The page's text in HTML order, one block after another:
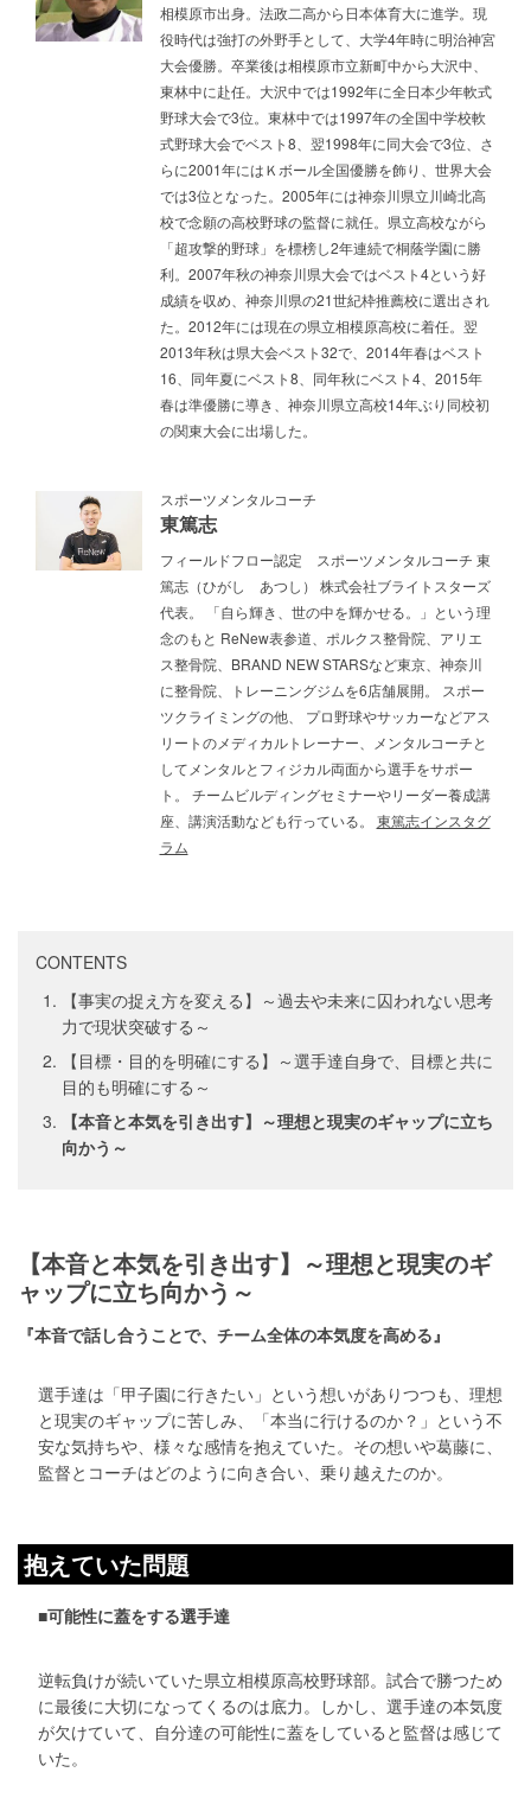
相模原市出身。法政二高から日本体育大に進学。現
役時代は強打の外野手として、大学4年時に明治神宮
大会優勝。卒業後は相模原市立新町中から大沢中、
東林中に赴任。大沢中では1992年に全日本少年軟式
野球大会で3位。東林中では1997年の全国中学校軟
式野球大会でベスト8、翌1998年に同大会で3位、さ
らに2001年にはＫボール全国優勝を飾り、世界大会
では3位となった。2005年には神奈川県立川崎北高
校で念願の高校野球の監督に就任。県立高校ながら
「超攻撃的野球」を標榜し2年連続で桐蔭学園に勝
利。2007年秋の神奈川県大会ではベスト4という好
成績を収め、神奈川県の21世紀枠推薦校に選出され
た。2012年には現在の県立相模原高校に着任。翌
2013年秋は県大会ベスト32で、2014年春はベスト
16、同年夏にベスト8、同年秋にベスト4、2015年
春は準優勝に導き、神奈川県立高校14年ぶり同校初
の関東大会に出場した。
スポーツメンタルコーチ
東篤志
フィールドフロー認定 スポーツメンタルコーチ 東
篤志（ひがし あつし） 株式会社ブライトスターズ
代表。 「自ら輝き、世の中を輝かせる。」という理
念のもと ReNew表参道、ポルクス整骨院、アリエ
ス整骨院、BRAND NEW STARSなど東京、神奈川
に整骨院、トレーニングジムを6店舗展開。 スポー
ツクライミングの他、 プロ野球やサッカーなどアス
リートのメディカルトレーナー、メンタルコーチと
してメンタルとフィジカル両面から選手をサポー
ト。 チームビルディングセミナーやリーダー養成講
座、講演活動なども行っている。 東篤志インスタグ
ラム
CONTENTS
【事実の捉え方を変える】～過去や未来に囚われない思考
力で現状突破する～
【目標・目的を明確にする】～選手達自身で、目標と共に
目的も明確にする～
【本音と本気を引き出す】～理想と現実のギャップに立ち
向かう～
【本音と本気を引き出す】～理想と現実のギ
ャップに立ち向かう～
『本音で話し合うことで、チーム全体の本気度を高める』
選手達は「甲子園に行きたい」という想いがありつつも、理想
と現実のギャップに苦しみ、「本当に行けるのか？」という不
安な気持ちや、様々な感情を抱えていた。その想いや葛藤に、
監督とコーチはどのように向き合い、乗り越えたのか。
抱えていた問題
■可能性に蓋をする選手達
逆転負けが続いていた県立相模原高校野球部。試合で勝つため
に最後に大切になってくるのは底力。しかし、選手達の本気度
が欠けていて、自分達の可能性に蓋をしていると監督は感じて
いた。